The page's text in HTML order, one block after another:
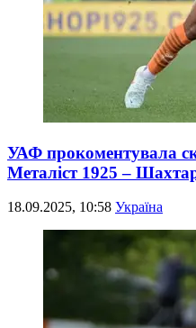
УАФ прокоментувала
Металіст 1925 –
18.09.2025, 10:58 Україна